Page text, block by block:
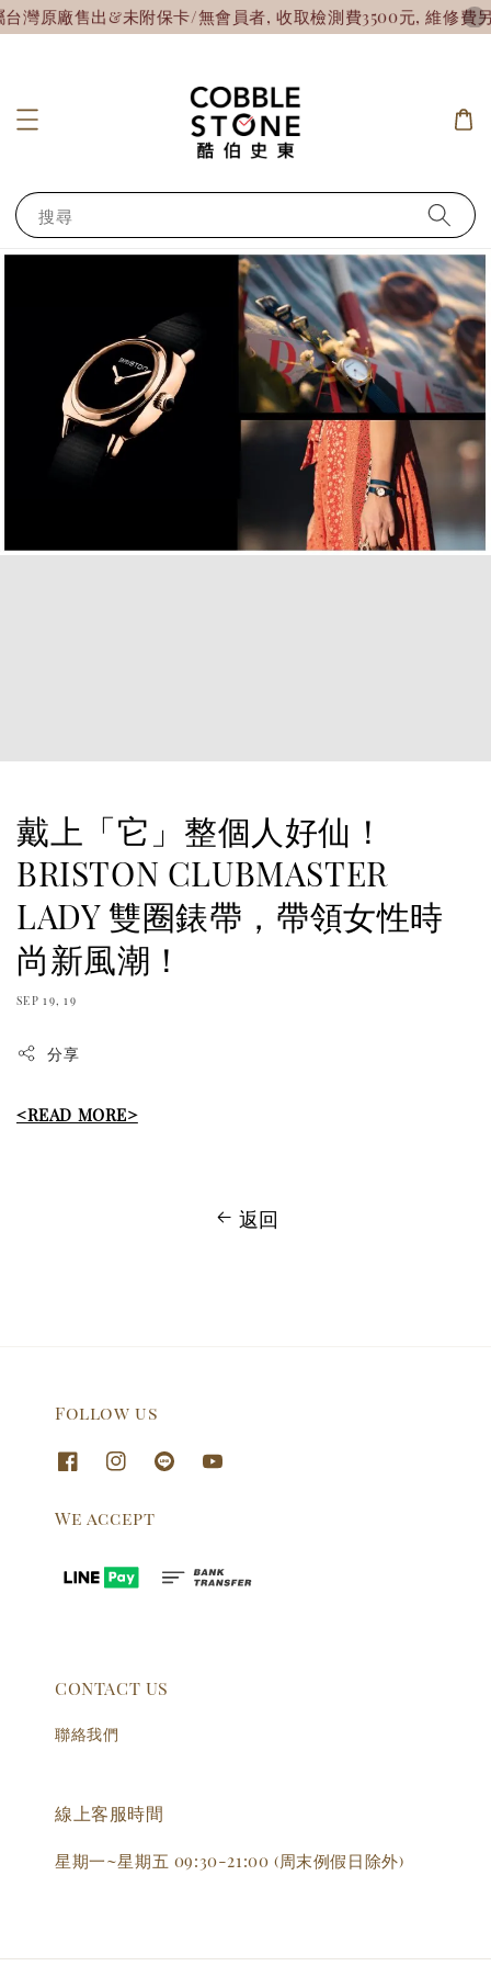
灣原廠售出&未附保卡/無會員者, 收取檢測費3500元, 維修費
搜尋
戴上「它」整個人好仙！
BRISTON CLUBMASTER
LADY 雙圈錶帶，帶領女性時
尚新風潮！
SEP 19, 19
分享
<READ MORE>
返回
Follow us
We accept
CONTACT US
聯絡我們
線上客服時間
星期一~星期五 09:30-21:00 (周末例假日除外)